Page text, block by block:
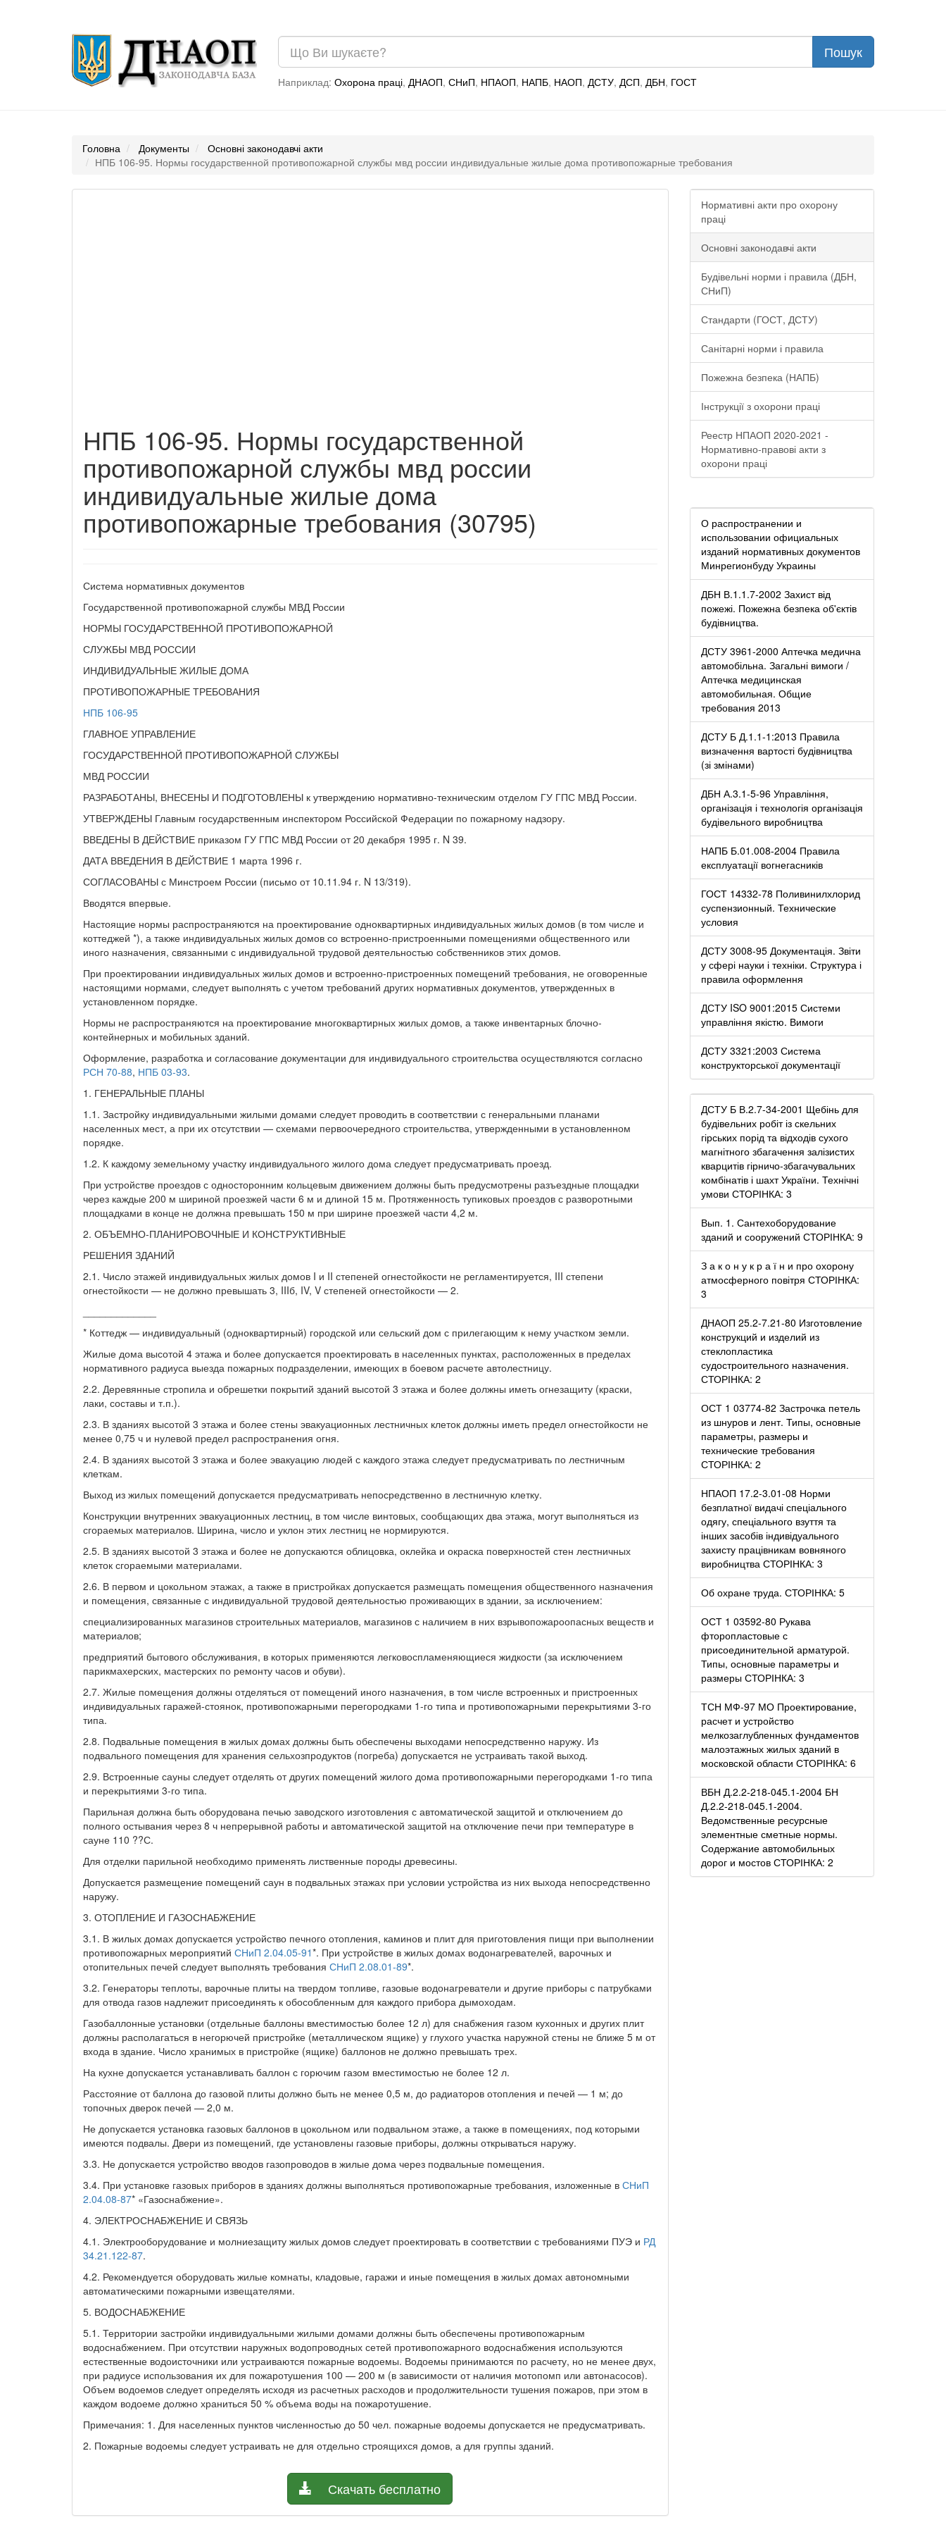
Наприклад: Охорона праці, ДНАОП, СНиП, НПАОП, НАПБ, НАОП, ДСТУ, ДСП, ДБН, ГОСТ
Головна Документы
Основні законодавчі акти
НПБ 106-95. Нормы государственной противопожарной службы мвд россии индивидуальные жилые дома противопожарные требования
НПБ 106-95. Нормы государственной
противопожарной службы мвд россии
индивидуальные жилые дома
противопожарные требования (30795)
Система нормативных документов
Государственной противопожарной службы МВД России
НОРМЫ ГОСУДАРСТВЕННОЙ ПРОТИВОПОЖАРНОЙ
СЛУЖБЫ МВД РОССИИ
ИНДИВИДУАЛЬНЫЕ ЖИЛЫЕ ДОМА
ПРОТИВОПОЖАРНЫЕ ТРЕБОВАНИЯ
НПБ 106-95
ГЛАВНОЕ УПРАВЛЕНИЕ
ГОСУДАРСТВЕННОЙ ПРОТИВОПОЖАРНОЙ СЛУЖБЫ
МВД РОССИИ
РАЗРАБОТАНЫ, ВНЕСЕНЫ И ПОДГОТОВЛЕНЫ к утверждению нормативно-техническим отделом ГУ ГПС МВД России.
УТВЕРЖДЕНЫ Главным государственным инспектором Российской Федерации по пожарному надзору.
ВВЕДЕНЫ В ДЕЙСТВИЕ приказом ГУ ГПС МВД России от 20 декабря 1995 г. N 39.
ДАТА ВВЕДЕНИЯ В ДЕЙСТВИЕ 1 марта 1996 г.
СОГЛАСОВАНЫ с Минстроем России (письмо от 10.11.94 г. N 13/319).
Вводятся впервые.
Настоящие нормы распространяются на проектирование одноквартирных индивидуальных жилых домов (в том числе и
коттеджей *), а также индивидуальных жилых домов со встроенно-пристроенными помещениями общественного или
иного назначения, связанными с индивидуальной трудовой деятельностью собственников этих домов.
При проектировании индивидуальных жилых домов и встроенно-пристроенных помещений требования, не оговоренные
настоящими нормами, следует выполнять с учетом требований других нормативных документов, утвержденных в
установленном порядке.
Нормы не распространяются на проектирование многоквартирных жилых домов, а также инвентарных блочно-
контейнерных и мобильных зданий.
Оформление, разработка и согласование документации для индивидуального строительства осуществляются согласно
РСН 70-88, НПБ 03-93.
1. ГЕНЕРАЛЬНЫЕ ПЛАНЫ
1.1. Застройку индивидуальными жилыми домами следует проводить в соответствии с генеральными планами
населенных мест, а при их отсутствии — схемами первоочередного строительства, утвержденными в установленном
порядке.
1.2. К каждому земельному участку индивидуального жилого дома следует предусматривать проезд.
При устройстве проездов с односторонним кольцевым движением должны быть предусмотрены разъездные площадки
через каждые 200 м шириной проезжей части 6 м и длиной 15 м. Протяженность тупиковых проездов с разворотными
площадками в конце не должна превышать 150 м при ширине проезжей части 4,2 м.
2. ОБЪЕМНО-ПЛАНИРОВОЧНЫЕ И КОНСТРУКТИВНЫЕ
РЕШЕНИЯ ЗДАНИЙ
2.1. Число этажей индивидуальных жилых домов I и II степеней огнестойкости не регламентируется, III степени
огнестойкости — не должно превышать 3, IIIб, IV, V степеней огнестойкости — 2.
* Коттедж — индивидуальный (одноквартирный) городской или сельский дом с прилегающим к нему участком земли.
Жилые дома высотой 4 этажа и более допускается проектировать в населенных пунктах, расположенных в пределах
нормативного радиуса выезда пожарных подразделении, имеющих в боевом расчете автолестницу.
2.2. Деревянные стропила и обрешетки покрытий зданий высотой 3 этажа и более должны иметь огнезащиту (краски,
лаки, составы и т.п.).
2.3. В зданиях высотой 3 этажа и более стены эвакуационных лестничных клеток должны иметь предел огнестойкости не
менее 0,75 ч и нулевой предел распространения огня.
2.4. В зданиях высотой 3 этажа и более эвакуацию людей с каждого этажа следует предусматривать по лестничным
клеткам.
Выход из жилых помещений допускается предусматривать непосредственно в лестничную клетку.
Конструкции внутренних эвакуационных лестниц, в том числе винтовых, сообщающих два этажа, могут выполняться из
сгораемых материалов. Ширина, число и уклон этих лестниц не нормируются.
2.5. В зданиях высотой 3 этажа и более не допускаются облицовка, оклейка и окраска поверхностей стен лестничных
клеток сгораемыми материалами.
2.6. В первом и цокольном этажах, а также в пристройках допускается размещать помещения общественного назначения
и помещения, связанные с индивидуальной трудовой деятельностью проживающих в здании, за исключением:
специализированных магазинов строительных материалов, магазинов с наличием в них взрывопожароопасных веществ и
материалов;
предприятий бытового обслуживания, в которых применяются легковоспламеняющиеся жидкости (за исключением
парикмахерских, мастерских по ремонту часов и обуви).
2.7. Жилые помещения должны отделяться от помещений иного назначения, в том числе встроенных и пристроенных
индивидуальных гаражей-стоянок, противопожарными перегородками 1-го типа и противопожарными перекрытиями 3-го
типа.
2.8. Подвальные помещения в жилых домах должны быть обеспечены выходами непосредственно наружу. Из
подвального помещения для хранения сельхозпродуктов (погреба) допускается не устраивать такой выход.
2.9. Встроенные сауны следует отделять от других помещений жилого дома противопожарными перегородками 1-го типа
и перекрытиями 3-го типа.
Парильная должна быть оборудована печью заводского изготовления с автоматической защитой и отключением до
полного остывания через 8 ч непрерывной работы и автоматической защитой на отключение печи при температуре в
сауне 110 ??С.
Для отделки парильной необходимо применять лиственные породы древесины.
Допускается размещение помещений саун в подвальных этажах при условии устройства из них выхода непосредственно
наружу.
3. ОТОПЛЕНИЕ И ГАЗОСНАБЖЕНИЕ
3.1. В жилых домах допускается устройство печного отопления, каминов и плит для приготовления пищи при выполнении
противопожарных мероприятий СНиП 2.04.05-91*. При устройстве в жилых домах водонагревателей, варочных и
отопительных печей следует выполнять требования СНиП 2.08.01-89*.
3.2. Генераторы теплоты, варочные плиты на твердом топливе, газовые водонагреватели и другие приборы с патрубками
для отвода газов надлежит присоединять к обособленным для каждого прибора дымоходам.
Газобаллонные установки (отдельные баллоны вместимостью более 12 л) для снабжения газом кухонных и других плит
должны располагаться в негорючей пристройке (металлическом ящике) у глухого участка наружной стены не ближе 5 м от
входа в здание. Число хранимых в пристройке (ящике) баллонов не должно превышать трех.
На кухне допускается устанавливать баллон с горючим газом вместимостью не более 12 л.
Расстояние от баллона до газовой плиты должно быть не менее 0,5 м, до радиаторов отопления и печей — 1 м; до
топочных дверок печей — 2,0 м.
Не допускается установка газовых баллонов в цокольном или подвальном этаже, а также в помещениях, под которыми
имеются подвалы. Двери из помещений, где установлены газовые приборы, должны открываться наружу.
3.3. Не допускается устройство вводов газопроводов в жилые дома через подвальные помещения.
3.4. При установке газовых приборов в зданиях должны выполняться противопожарные требования, изложенные в СНиП
2.04.08-87* «Газоснабжение».
4. ЭЛЕКТРОСНАБЖЕНИЕ И СВЯЗЬ
4.1. Электрооборудование и молниезащиту жилых домов следует проектировать в соответствии с требованиями ПУЭ и РД
34.21.122-87.
4.2. Рекомендуется оборудовать жилые комнаты, кладовые, гаражи и иные помещения в жилых домах автономными
автоматическими пожарными извещателями.
5. ВОДОСНАБЖЕНИЕ
5.1. Территории застройки индивидуальными жилыми домами должны быть обеспечены противопожарным
водоснабжением. При отсутствии наружных водопроводных сетей противопожарного водоснабжения используются
естественные водоисточники или устраиваются пожарные водоемы. Водоемы принимаются по расчету, но не менее двух,
при радиусе использования их для пожаротушения 100 — 200 м (в зависимости от наличия мотопомп или автонасосов).
Объем водоемов следует определять исходя из расчетных расходов и продолжительности тушения пожаров, при этом в
каждом водоеме должно храниться 50 % объема воды на пожаротушение.
Примечания: 1. Для населенных пунктов численностью до 50 чел. пожарные водоемы допускается не предусматривать.
2. Пожарные водоемы следует устраивать не для отдельно строящихся домов, а для группы зданий.
Скачать бесплатно
Нормативні акти про охорону
праці
Основні законодавчі акти
Будівельні норми і правила (ДБН,
СНиП)
Стандарти (ГОСТ, ДСТУ)
Санітарні норми і правила
Пожежна безпека (НАПБ)
Інструкції з охорони праці
Реестр НПАОП 2020-2021 -
Нормативно-правові акти з
охорони праці
О распространении и
использовании официальных
изданий нормативных документов
Минрегионбуду Украины
ДБН В.1.1.7-2002 Захист від
пожежі. Пожежна безпека об'єктів
будівництва.
ДСТУ 3961-2000 Аптечка медична
автомобільна. Загальні вимоги /
Аптечка медицинская
автомобильная. Общие
требования 2013
ДСТУ Б Д.1.1-1:2013 Правила
визначення вартості будівництва
(зі змінами)
ДБН А.3.1-5-96 Управління,
організація і технологія організація
будівельного виробництва
НАПБ Б.01.008-2004 Правила
експлуатації вогнегасників
ГОСТ 14332-78 Поливинилхлорид
суспензионный. Технические
условия
ДСТУ 3008-95 Документація. Звіти
у сфері науки і техніки. Структура і
правила оформлення
ДСТУ ISO 9001:2015 Системи
управління якістю. Вимоги
ДСТУ 3321:2003 Система
конструкторської документації
ДСТУ Б В.2.7-34-2001 Щебінь для
будівельних робіт із скельних
гірських порід та відходів сухого
магнітного збагачення залізистих
кварцитів гірничо-збагачувальних
комбінатів і шахт України. Технічні
умови СТОРІНКА: 3
Вып. 1. Сантехоборудование
зданий и сооружений СТОРІНКА: 9
З а к о н у к р а ї н и про охорону
атмосферного повітря СТОРІНКА:
3
ДНАОП 25.2-7.21-80 Изготовление
конструкций и изделий из
стеклопластика
судостроительного назначения.
СТОРІНКА: 2
ОСТ 1 03774-82 Застрочка петель
из шнуров и лент. Типы, основные
параметры, размеры и
технические требования
СТОРІНКА: 2
НПАОП 17.2-3.01-08 Норми
безплатної видачі спеціального
одягу, спеціального взуття та
інших засобів індивідуального
захисту працівникам вовняного
виробництва СТОРІНКА: 3
Об охране труда. СТОРІНКА: 5
ОСТ 1 03592-80 Рукава
фторопластовые с
присоединительной арматурой.
Типы, основные параметры и
размеры СТОРІНКА: 3
ТСН МФ-97 МО Проектирование,
расчет и устройство
мелкозаглубленных фундаментов
малоэтажных жилых зданий в
московской области СТОРІНКА: 6
ВБН Д.2.2-218-045.1-2004 БН
Д.2.2-218-045.1-2004.
Ведомственные ресурсные
элементные сметные нормы.
Содержание автомобильных
дорог и мостов СТОРІНКА: 2